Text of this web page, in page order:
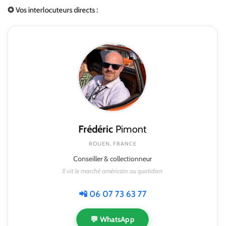
✪ Vos interlocuteurs directs :
Frédéric Pimont
ROUEN, FRANCE
Conseiller & collectionneur
Il vit le marché américain au quotidien
📲 06 07 73 63 77
💬 WhatsApp